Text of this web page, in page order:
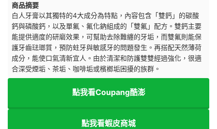
商品摘要
白人牙膏以其獨特的4大成分為特點，內容包含「雙鈣」的碳酸
鈣與磷酸鈣，以及單氟、氟化鈉組成的「雙氟」配方。雙鈣主要
能提供適度的研磨效果，可幫助去除難纏的牙垢，而雙氟則能保
護牙齒琺瑯質，預防蛀牙與敏感牙的問題發生。再搭配天然薄荷
成分，能使口氣清新宜人。由於清潔和防護雙雙經過強化，很適
合深受煙垢、茶垢、咖啡垢或檳榔垢困擾的族群。
點我看Coupang酷澎
點我看蝦皮商城